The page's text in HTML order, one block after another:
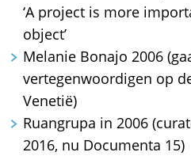
‘A project is more
object’
Melanie Bonajo 2006
vertegenwoordigen op
Venetië)
Ruangrupa in 2006
2016, nu Documenta 15)